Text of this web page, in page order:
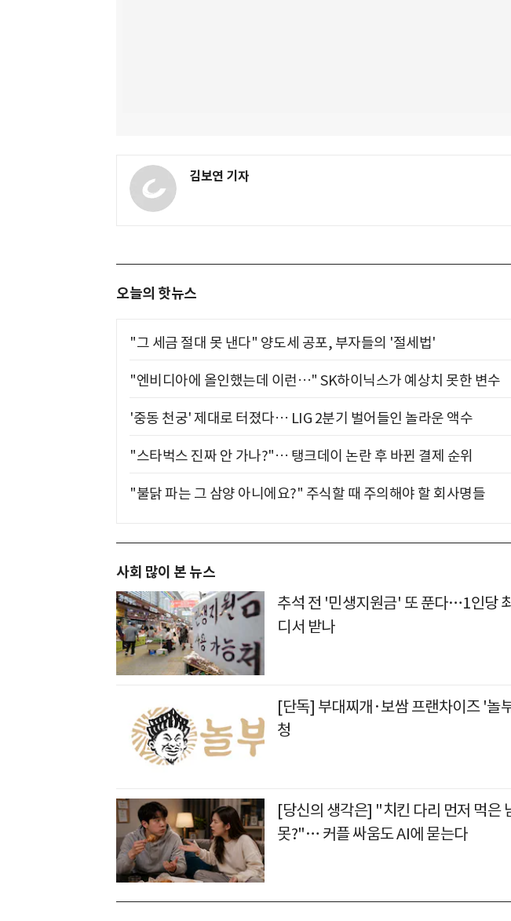
김보연 기자
오늘의 핫뉴스
"그 세금 절대 못 낸다" 양도세 공포, 부자들의 '절세법'
"엔비디아에 올인했는데 이런…" SK하이닉스가 예상치 못한 변수
'중동 천궁' 제대로 터졌다… LIG 2분기 벌어들인 놀라운 액수
"스타벅스 진짜 안 가나?"… 탱크데이 논란 후 바뀐 결제 순위
"불닭 파는 그 삼양 아니에요?" 주식할 때 주의해야 할 회사명들
사회 많이 본 뉴스
추석 전 '민생지원금' 또 푼다…1인당
디서 받나
[단독] 부대찌개·보쌈 프랜차이즈 '놀
청
[당신의 생각은] "치킨 다리 먼저 먹은
못?"… 커플 싸움도 AI에 묻는다